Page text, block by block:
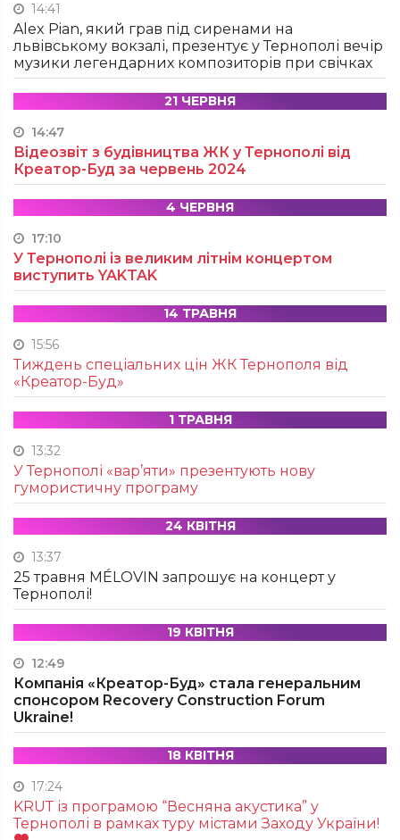
14:41
Alex Pian, який грав під сиренами на
львівському вокзалі, презентує у Тернополі вечір
музики легендарних композиторів при свічках
21 ЧЕРВНЯ
14:47
Відеозвіт з будівництва ЖК у Тернополі від
Креатор-Буд за червень 2024
4 ЧЕРВНЯ
17:10
У Тернополі із великим літнім концертом
виступить YAKTAK
14 ТРАВНЯ
15:56
Тиждень спеціальних цін ЖК Тернополя від
«Креатор-Буд»
1 ТРАВНЯ
13:32
У Тернополі «вар’яти» презентують нову
гумористичну програму
24 КВІТНЯ
13:37
25 травня MÉLOVIN запрошує на концерт у
Тернополі!
19 КВІТНЯ
12:49
Компанія «Креатор-Буд» стала генеральним
спонсором Recovery Construction Forum
Ukraine!
18 КВІТНЯ
17:24
KRUТ із програмою “Весняна акустика” у
Тернополі в рамках туру містами Заходу України!